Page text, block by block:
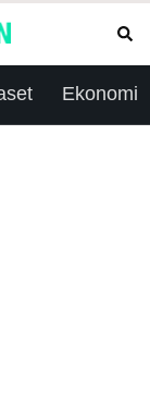
Ekonomi